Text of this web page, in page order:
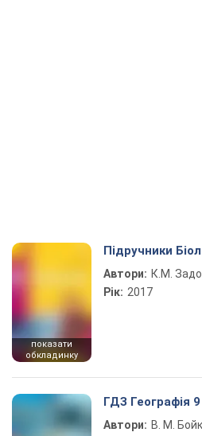
показати
обкладинку
Підручники
Автори: К.М.
Рік: 2017
ГДЗ Географія
Автори: В. М.